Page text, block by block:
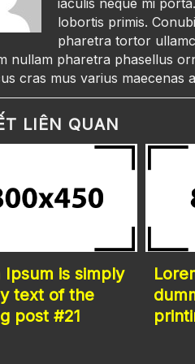
lobortis primis.
pharetra tortor
nullam pharetra phasellus
cras mus varius maecenas
LIÊN QUAN
Ipsum is simply
text of the
post #21